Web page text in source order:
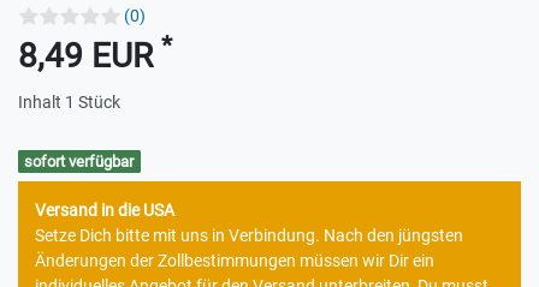
(0)
8,49 EUR *
Inhalt 1 Stück
sofort verfügbar
Versand in die USA
Setze Dich bitte mit uns in Verbindung. Nach den jüngsten
Änderungen der Zollbestimmungen müssen wir Dir ein